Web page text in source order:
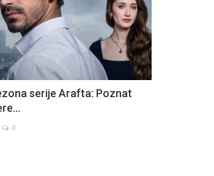
serije Arafta: Poznat
0